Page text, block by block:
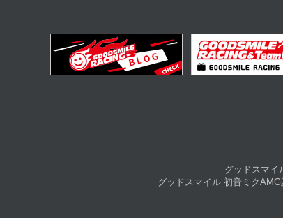
グッドスマイ
グッドスマイル 初音ミク